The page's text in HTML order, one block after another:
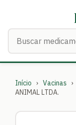
Início › Vacinas ›
ANIMAL LTDA.